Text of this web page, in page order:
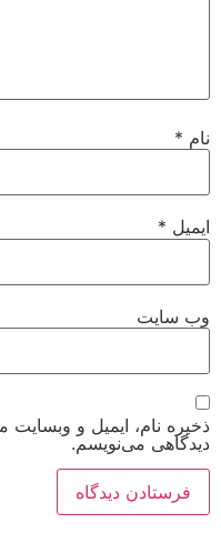
نام *
ایمیل *
وب‌ سایت
ذخیره نام، ایمیل و
دیدگاهی می‌نویسم.